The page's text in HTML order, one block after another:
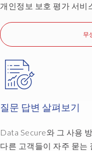
개인정보 보호 평가 서비
무
질문 답변 살펴보기
Data Secure와 그 사용
다른 고객들이 자주 묻는